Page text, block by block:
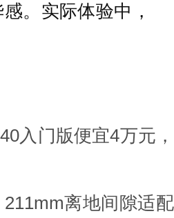
。实际体验中，
入门版便宜4万元，
离地间隙适配